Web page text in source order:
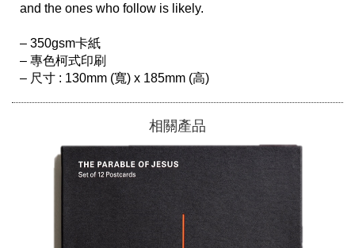
and the ones who follow is likely.
– 350gsm卡紙
– 專色柯式印刷
相關產品